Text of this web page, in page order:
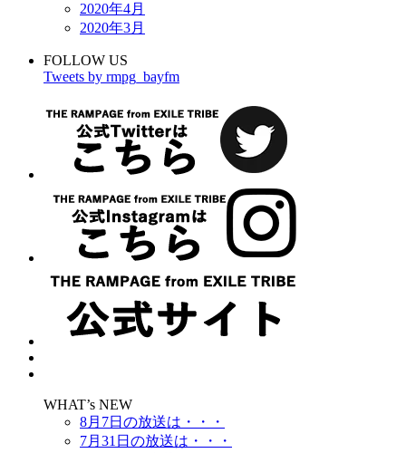
2020年4月
2020年3月
FOLLOW US
Tweets by rmpg_bayfm
WHAT’s NEW
8月7日の放送は・・・
7月31日の放送は・・・